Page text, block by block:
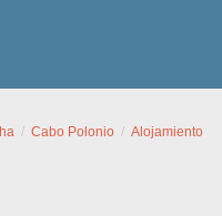
Cabo Polonio Alojamiento